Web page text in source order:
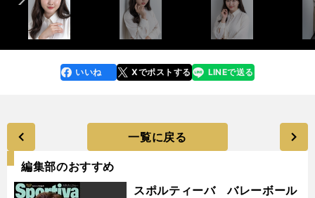
faceboo
k
いいね Xでポストする
line LINEで送る
一覧に戻る
編集部のおすすめ
スポルティーバ バレーボール